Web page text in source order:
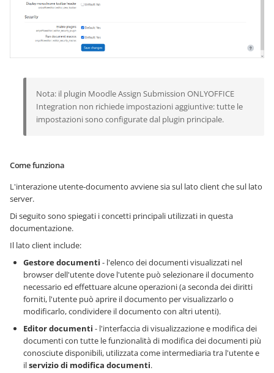
Nota: il plugin Moodle Assign Submission ONLYOFFICE
Integration non richiede impostazioni aggiuntive: tutte le
impostazioni sono configurate dal plugin principale.
Come funziona
L'interazione utente-documento avviene sia sul lato client che sul lato
server.
Di seguito sono spiegati i concetti principali utilizzati in questa
documentazione.
Il lato client include:
Gestore documenti - l'elenco dei documenti visualizzati nel
browser dell'utente dove l'utente può selezionare il documento
necessario ed effettuare alcune operazioni (a seconda dei diritti
forniti, l'utente può aprire il documento per visualizzarlo o
modificarlo, condividere il documento con altri utenti).
Editor documenti - l'interfaccia di visualizzazione e modifica dei
documenti con tutte le funzionalità di modifica dei documenti più
conosciute disponibili, utilizzata come intermediaria tra l'utente e
ilservizio di modifica documenti.